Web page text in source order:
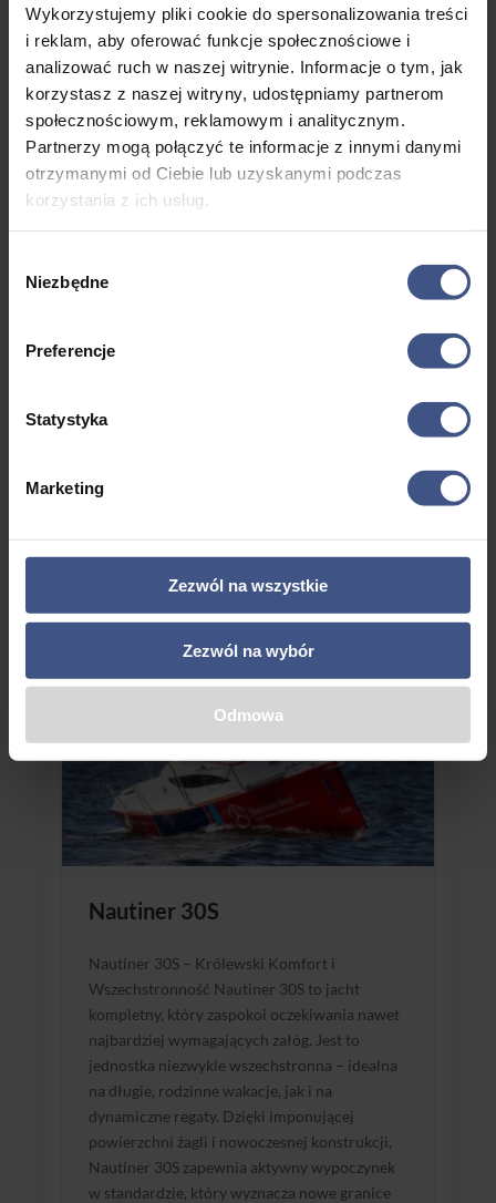
Wykorzystujemy pliki cookie do spersonalizowania treści
i reklam, aby oferować funkcje społecznościowe i
analizować ruch w naszej witrynie. Informacje o tym, jak
korzystasz z naszej witryny, udostępniamy partnerom
społecznościowym, reklamowym i analitycznym.
Partnerzy mogą połączyć te informacje z innymi danymi
otrzymanymi od Ciebie lub uzyskanymi podczas
korzystania z ich usług.
zgody
Niezbędne
Preferencje
Statystyka
Marketing
Zezwól na wszystkie
Zezwól na wybór
Odmowa
Tango 780 Sport – Wygoda i Doskonałe
absolutna klasyka mazurskich jezior i jeden z
emocjami a rodzinną wygodą. Jako ewolucja
Nautiner 30S
Nautiner 30S – Królewski Komfort i
Wszechstronność Nautiner 30S to jacht
kompletny, który zaspokoi oczekiwania nawet
najbardziej wymagających załóg. Jest to
jednostka niezwykle wszechstronna – idealna
na długie, rodzinne wakacje, jak i na
dynamiczne regaty. Dzięki imponującej
powierzchni żagli i nowoczesnej konstrukcji,
Nautiner 30S zapewnia aktywny wypoczynek
w standardzie, który wyznacza nowe granice